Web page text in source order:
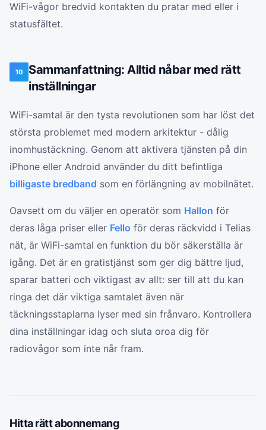
WiFi-vågor bredvid kontakten du pratar med eller i
statusfältet.
10
Sammanfattning: Alltid nåbar med rätt
inställningar
WiFi-samtal är den tysta revolutionen som har löst det
största problemet med modern arkitektur - dålig
inomhustäckning. Genom att aktivera tjänsten på din
iPhone eller Android använder du ditt befintliga
billigaste bredband som en förlängning av mobilnätet.
Oavsett om du väljer en operatör som Hallon för
deras låga priser eller Fello för deras räckvidd i Telias
nät, är WiFi-samtal en funktion du bör säkerställa är
igång. Det är en gratistjänst som ger dig bättre ljud,
sparar batteri och viktigast av allt: ser till att du kan
ringa det där viktiga samtalet även när
täckningsstaplarna lyser med sin frånvaro. Kontrollera
dina inställningar idag och sluta oroa dig för
radiovågor som inte når fram.
Hitta rättabonnemang